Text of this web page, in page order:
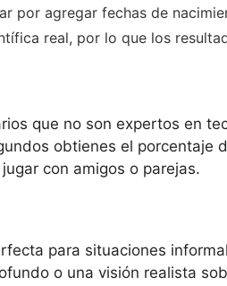
por agregar fechas de
real, por lo que los
que no son expertos en
obtienes el porcentaje
con amigos o parejas.
para situaciones
o una visión realista